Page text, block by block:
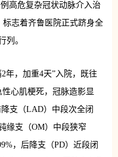
高危复杂冠状动脉介入治
志着齐鲁医院正式跻身全
列。
年，加重4天”入院，既往
心肌梗死，冠脉造影显
支（LAD）中段次全闭
缘支（OM）中段狭窄
，后降支（PD）近段闭